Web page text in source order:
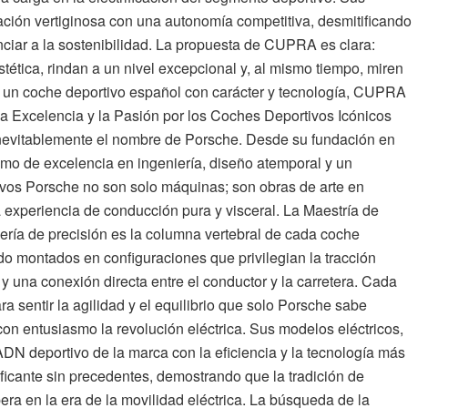
vertiginosa con una autonomía competitiva, desmitificando
a la sostenibilidad. La propuesta de CUPRA es clara:
rindan a un nivel excepcional y, al mismo tiempo, miren
coche deportivo español con carácter y tecnología, CUPRA
Excelencia y la Pasión por los Coches Deportivos Icónicos
el nombre de Porsche. Desde su fundación en
de excelencia en ingeniería, diseño atemporal y un
Porsche no son solo máquinas; son obras de arte en
de conducción pura y visceral. La Maestría de
de precisión es la columna vertebral de cada coche
montados en configuraciones que privilegian la tracción
una conexión directa entre el conductor y la carretera. Cada
sentir la agilidad y el equilibrio que solo Porsche sabe
entusiasmo la revolución eléctrica. Sus modelos eléctricos,
deportivo de la marca con la eficiencia y la tecnología más
sin precedentes, demostrando que la tradición de
en la era de la movilidad eléctrica. La búsqueda de la